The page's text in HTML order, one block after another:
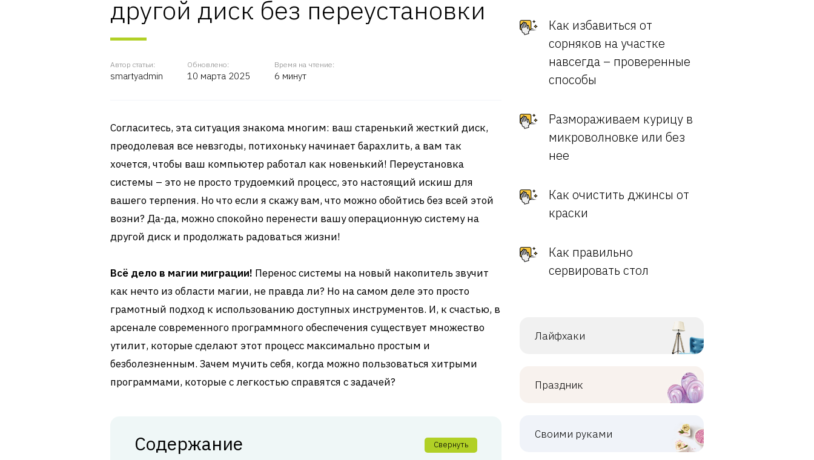
другой диск без переустановки
Автор статьи:
smartyadmin
Обновлено:
10 марта 2025
Время на чтение:
6 минут
Согласитесь, эта ситуация знакома многим: ваш старенький жесткий диск,
преодолевая все невзгоды, потихоньку начинает барахлить, а вам так
хочется, чтобы ваш компьютер работал как новенький! Переустановка
системы – это не просто трудоемкий процесс, это настоящий искиш для
вашего терпения. Но что если я скажу вам, что можно обойтись без всей этой
возни? Да-да, можно спокойно перенести вашу операционную систему на
другой диск и продолжать радоваться жизни!
Всё дело в магии миграции! Перенос системы на новый накопитель звучит
как нечто из области магии, не правда ли? Но на самом деле это просто
грамотный подход к использованию доступных инструментов. И, к счастью, в
арсенале современного программного обеспечения существует множество
утилит, которые сделают этот процесс максимально простым и
безболезненным. Зачем мучить себя, когда можно пользоваться хитрыми
программами, которые с легкостью справятся с задачей?
Содержание Свернуть
Как избавиться от
сорняков на участке
навсегда – проверенные
способы
Размораживаем курицу в
микроволновке или без
нее
Как очистить джинсы от
краски
Как правильно
сервировать стол
Лайфхаки
Праздник
Своими руками